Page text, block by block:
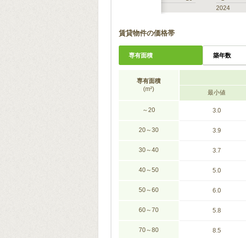
2024
賃貸物件の価格帯
専有面積 築年数
専有面積
(m²)
最小値
～20 3.0
20～30 3.9
30～40 3.7
40～50 5.0
50～60 6.0
60～70 5.8
70～80 8.5